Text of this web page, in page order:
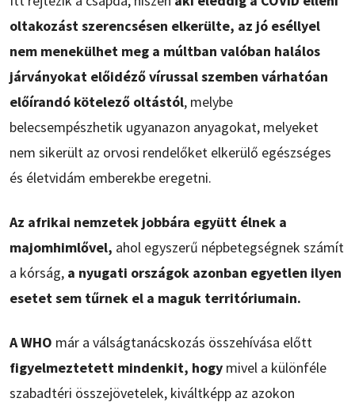
oltakozást szerencsésen elkerülte, az jó eséllyel
nem menekülhet meg a múltban valóban halálos
járványokat előidéző vírussal szemben várhatóan
előírandó kötelező oltástól, melybe
belecsempészhetik ugyanazon anyagokat, melyeket
nem sikerült az orvosi rendelőket elkerülő egészséges
és életvidám emberekbe eregetni.
Az afrikai nemzetek jobbára együtt élnek a
majomhimlővel, ahol egyszerű népbetegségnek számít
a kórság, a nyugati országok azonban egyetlen ilyen
esetet sem tűrnek el a maguk territóriumain.
A WHO már a válságtanácskozás összehívása előtt
figyelmeztetett mindenkit, hogy mivel a különféle
szabadtéri összejövetelek, kiváltképp az azokon